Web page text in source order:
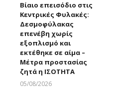
Βίαιο επεισόδιο στις
Κεντρικές Φυλακές:
Δεσμοφύλακας
επενέβη χωρίς
εξοπλισμό και
εκτέθηκε σε αίμα –
Μέτρα προστασίας
ζητά η ΙΣΟΤΗΤΑ
05/08/2026